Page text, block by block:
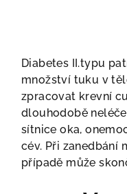
Diabetes II.typu
množství tuku v
zpracovat krevní
dlouhodobě
sítnice oka,
cév. Při zanedbání
případě může